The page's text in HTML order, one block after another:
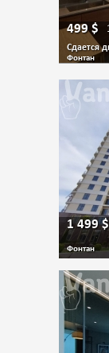
499$
Сдается
Фонтан
1 499$
Фонтан